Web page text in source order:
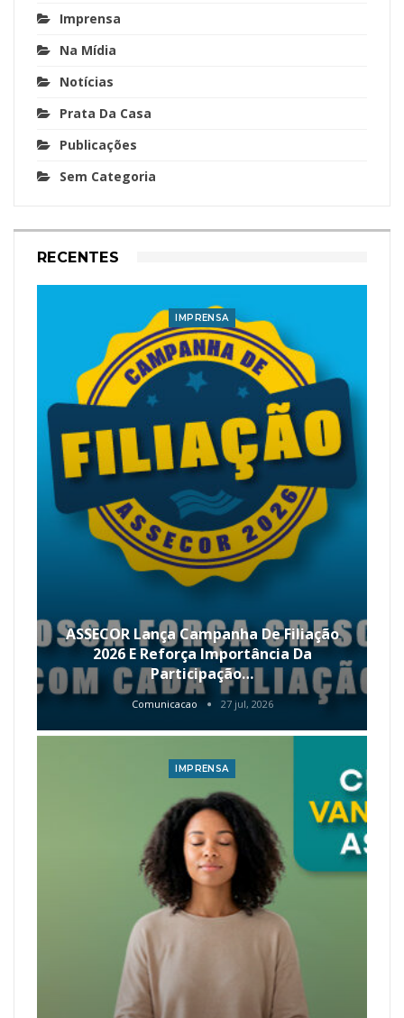
Imprensa
Na Mídia
Notícias
Prata Da Casa
Publicações
Sem Categoria
RECENTES
IMPRENSA
ASSECOR Lança Campanha De Filiação
2026 E Reforça Importância Da
Participação…
Comunicacao 27 jul, 2026
IMPRENSA